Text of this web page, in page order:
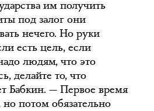
им получить
под залог они
нечего. Но руки
есть цель, если
людям, что это
делайте то, что
Бабкин. — Первое время
но потом обязательно